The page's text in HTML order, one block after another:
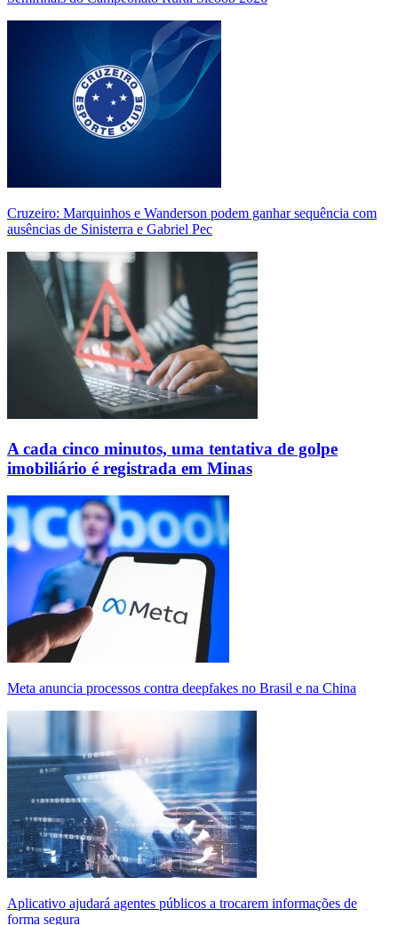
Cruzeiro: Marquinhos e Wanderson podem ganhar sequência com
ausências de Sinisterra e Gabriel Pec
A cada cinco minutos, uma tentativa de golpe
imobiliário é registrada em Minas
Meta anuncia processos contra deepfakes no Brasil e na China
Aplicativo ajudará agentes públicos a trocarem informações de
forma segura